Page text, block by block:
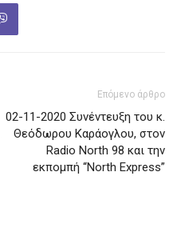
Επόμενο άρθρο
02-11-2020 Συνέντευξη του κ.
Θεόδωρου Καράογλου, στον
Radio North 98 και την
εκπομπή “North Express”